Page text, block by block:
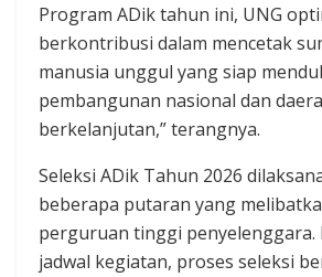
Program ADik tahun ini, UNG
berkontribusi dalam mencetak
manusia unggul yang siap
pembangunan nasional dan
berkelanjutan,” terangnya.
Seleksi ADik Tahun 2026
beberapa putaran yang
perguruan tinggi penyelenggara.
jadwal kegiatan, proses seleksi